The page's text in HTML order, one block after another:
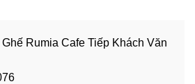
Ghế Rumia Cafe Tiếp Khách Văn